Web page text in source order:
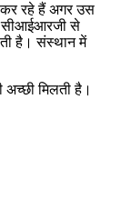
रहे हैं अगर उस
सीआईआरजी से
है। संस्थान में
मिलती है।